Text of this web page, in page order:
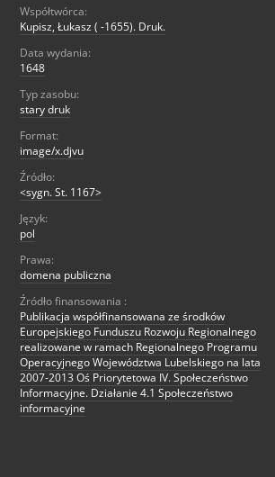
Współtwórca:
Kupisz, Łukasz ( -1655). Druk.
Data wydania:
1648
Typ zasobu:
stary druk
Format:
image/x.djvu
Źródło:
<sygn. St. 1167>
Język:
pol
Prawa:
domena publiczna
Źródło finansowania :
Publikacja współfinansowana ze środków
Europejskiego Funduszu Rozwoju Regionalnego
realizowane w ramach Regionalnego Programu
Operacyjnego Województwa Lubelskiego na lata
2007-2013 Oś Priorytetowa IV. Społeczeństwo
Informacyjne. Działanie 4.1 Społeczeństwo
informacyjne